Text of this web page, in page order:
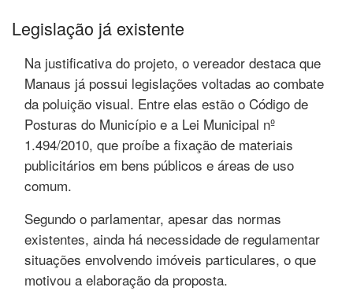
Legislação já existente
Na justificativa do projeto, o vereador destaca que
Manaus já possui legislações voltadas ao combate
da poluição visual. Entre elas estão o Código de
Posturas do Município e a Lei Municipal nº
1.494/2010, que proíbe a fixação de materiais
publicitários em bens públicos e áreas de uso
comum.
Segundo o parlamentar, apesar das normas
existentes, ainda há necessidade de regulamentar
situações envolvendo imóveis particulares, o que
motivou a elaboração da proposta.